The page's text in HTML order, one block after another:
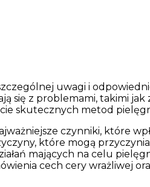
uwagi i
się z problemami, takimi
skutecznych metod
czynniki, które
które mogą
mających na celu
cech cery wrażliwej